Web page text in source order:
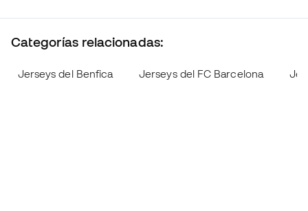
Categorías relacionadas:
Jerseys del Benfica Jerseys del FC Barcelona